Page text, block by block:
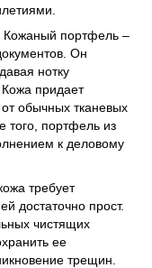
Кожаный портфель –
Он
нотку
придает
от обычных тканевых
того, портфель из
к деловому
требует
достаточно прост.
чистящих
ее
трещин.